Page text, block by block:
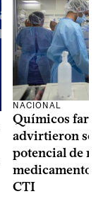
NACIONAL
Químicos
advirtieron
potencial de
medicamentos
CTI